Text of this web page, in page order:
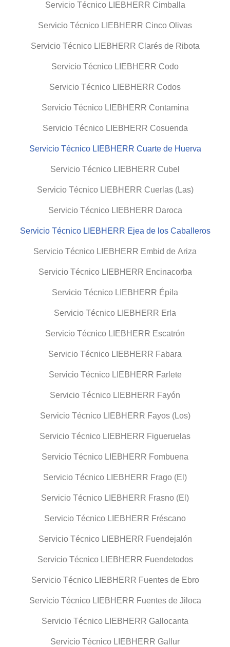
Servicio Técnico LIEBHERR Cimballa
Servicio Técnico LIEBHERR Cinco Olivas
Servicio Técnico LIEBHERR Clarés de Ribota
Servicio Técnico LIEBHERR Codo
Servicio Técnico LIEBHERR Codos
Servicio Técnico LIEBHERR Contamina
Servicio Técnico LIEBHERR Cosuenda
Servicio Técnico LIEBHERR Cuarte de Huerva
Servicio Técnico LIEBHERR Cubel
Servicio Técnico LIEBHERR Cuerlas (Las)
Servicio Técnico LIEBHERR Daroca
Servicio Técnico LIEBHERR Ejea de los Caballeros
Servicio Técnico LIEBHERR Embid de Ariza
Servicio Técnico LIEBHERR Encinacorba
Servicio Técnico LIEBHERR Épila
Servicio Técnico LIEBHERR Erla
Servicio Técnico LIEBHERR Escatrón
Servicio Técnico LIEBHERR Fabara
Servicio Técnico LIEBHERR Farlete
Servicio Técnico LIEBHERR Fayón
Servicio Técnico LIEBHERR Fayos (Los)
Servicio Técnico LIEBHERR Figueruelas
Servicio Técnico LIEBHERR Fombuena
Servicio Técnico LIEBHERR Frago (El)
Servicio Técnico LIEBHERR Frasno (El)
Servicio Técnico LIEBHERR Fréscano
Servicio Técnico LIEBHERR Fuendejalón
Servicio Técnico LIEBHERR Fuendetodos
Servicio Técnico LIEBHERR Fuentes de Ebro
Servicio Técnico LIEBHERR Fuentes de Jiloca
Servicio Técnico LIEBHERR Gallocanta
Servicio Técnico LIEBHERR Gallur